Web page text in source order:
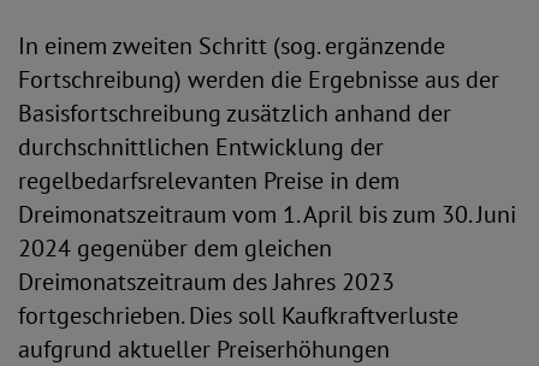
In einem zweiten Schritt (sog. ergänzende
Fortschreibung) werden die Ergebnisse aus der
Basisfortschreibung zusätzlich anhand der
durchschnittlichen Entwicklung der
regelbedarfsrelevanten Preise in dem
Dreimonatszeitraum vom 1. April bis zum 30. Juni
2024 gegenüber dem gleichen
Dreimonatszeitraum des Jahres 2023
fortgeschrieben. Dies soll Kaufkraftverluste
aufgrund aktueller Preiserhöhungen